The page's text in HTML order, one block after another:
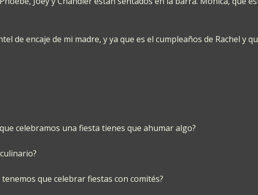
de encaje de mi madre, y ya que es el cumpleaños de Rachel y
celebramos una fiesta tienes que ahumar algo?
que celebrar fiestas con comités?